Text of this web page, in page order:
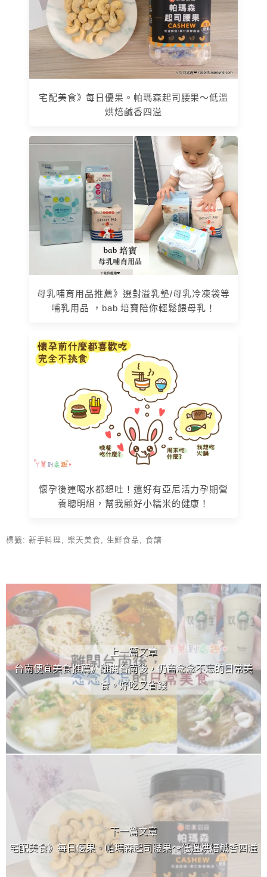
宅配美食》每日優果。帕瑪森起司腰果～低溫
烘焙鹹香四溢
母乳哺育用品推薦》選對溢乳墊/母乳冷凍袋等
哺乳用品 ，bab 培寶陪你輕鬆餵母乳！
懷孕後連喝水都想吐！還好有亞尼活力孕期營
養聰明組，幫我顧好小糯米的健康！
標籤: 新手料理 ,樂天美食, 生鮮食品 , 食譜
上 / 下一篇文章
上一篇文章
台南便宜美食推薦》離開台南後，仍舊念念不忘的日常美
食。好吃又省錢
下一篇文章
宅配美食》每日優果。帕瑪森起司腰果～低溫烘焙鹹香四溢